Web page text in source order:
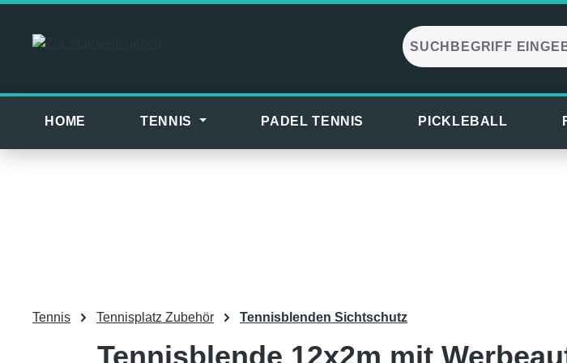
HOME TENNIS PADEL TENNIS PICKLEBALL
Tennis Tennisplatz Zubehör Tennisblenden Sichtschutz
Tennisblende 12x2m mit